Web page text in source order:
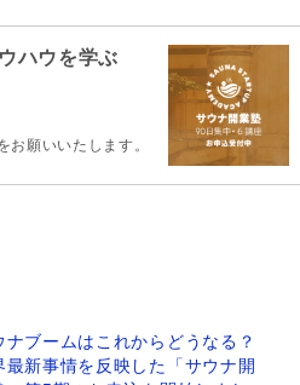
ハウを学ぶ
願いいたします。
ナブームはこれからどうなる？
最新事情を反映した「サウナ開